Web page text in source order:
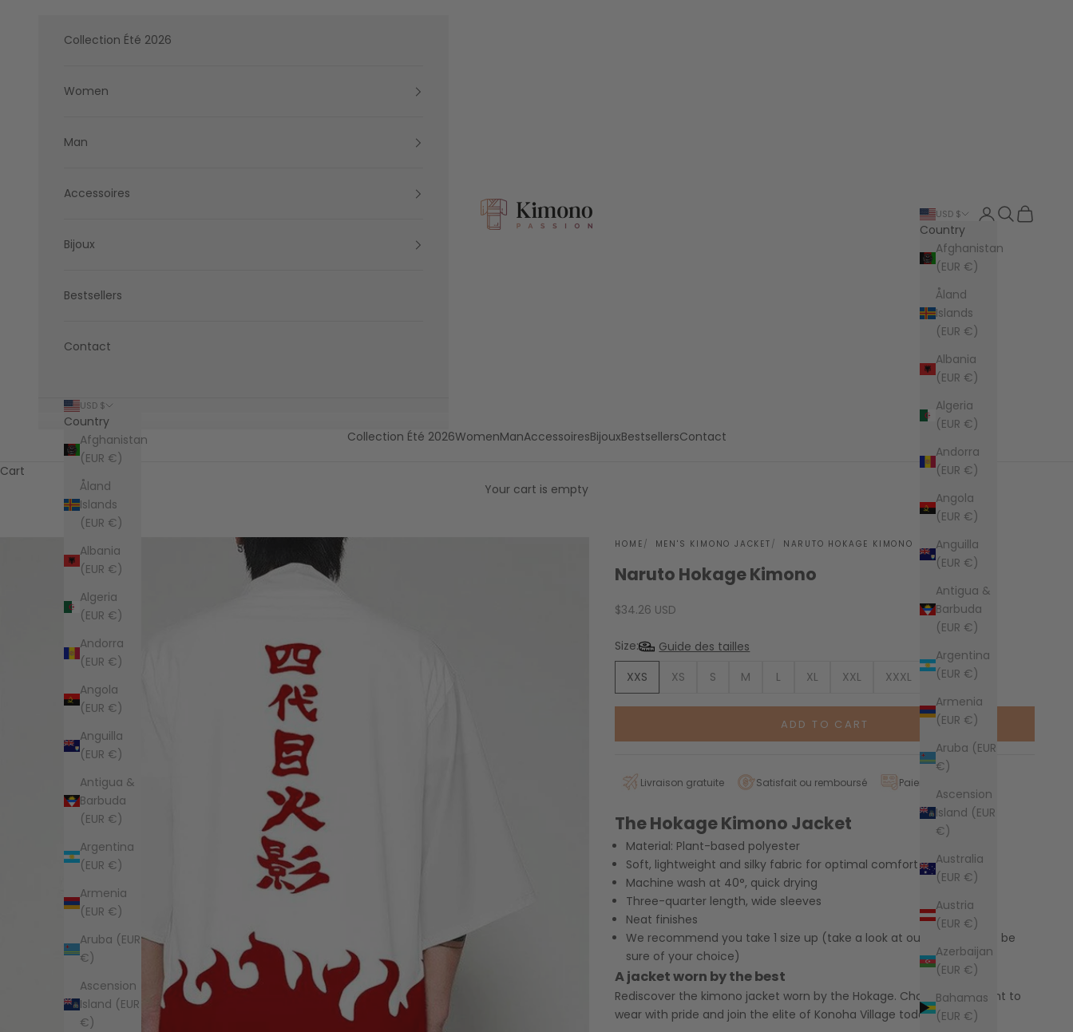
Kimono Passion
Collection Été 2026WomenManAccessoiresBijouxBestsellersContact
USD $
Country
Afghanistan
(EUR €)
Åland
Islands
(EUR €)
Albania
(EUR €)
Algeria
(EUR €)
Andorra
(EUR €)
Angola
(EUR €)
Anguilla
(EUR €)
Antigua &
Barbuda
(EUR €)
Argentina
(EUR €)
Armenia
(EUR €)
Aruba (EUR
€)
Ascension
Island (EUR
€)
Australia
(EUR €)
Austria
(EUR €)
Azerbaijan
(EUR €)
Bahamas
(EUR €)
LoginSearch
Cart
Collection Été 2026
Women
Man
Accessoires
Bijoux
Bestsellers
Contact
USD $
Country
Afghanistan
(EUR €)
Åland
Islands
(EUR €)
Albania
(EUR €)
Algeria
(EUR €)
Andorra
(EUR €)
Angola
(EUR €)
Anguilla
(EUR €)
Antigua &
Barbuda
(EUR €)
Argentina
(EUR €)
Armenia
(EUR €)
Aruba (EUR
€)
Ascension
Island (EUR
€)
Cart
Your cart is empty
HOME MEN'S KIMONO JACKET NARUTO HOKAGE KIMONO
Naruto Hokage Kimono
Sale price
$34.26 USD
Size:
Guide des tailles
XXS
XS S M L XL XXL XXXL 4XL
ADD TO CART
Livraison gratuite Satisfait ou remboursé Paiement sécurisé
The Hokage Kimono Jacket
Material: Plant-based polyester
Soft, lightweight and silky fabric for optimal comfort
Machine wash at 40°, quick drying
Three-quarter length, wide sleeves
Neat finishes
We recommend you take 1 size up (take a look at our size guide to be
sure of your choice)
A jacket worn by the best
Rediscover the kimono jacket worn by the Hokage. Choose a garment to
wear with pride and join the elite of Konoha Village today.